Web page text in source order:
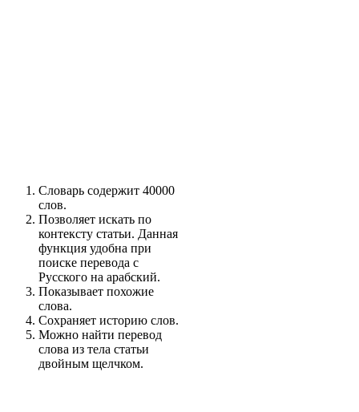
Словарь содержит 40000
слов.
Позволяет искать по
контексту статьи. Данная
функция удобна при
поиске перевода с
Русского на арабский.
Показывает похожие
слова.
Сохраняет историю слов.
Можно найти перевод
слова из тела статьи
двойным щелчком.